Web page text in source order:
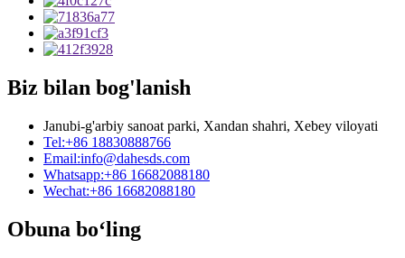
Biz bilan bog'lanish
Janubi-g'arbiy sanoat parki, Xandan shahri, Xebey viloyati
Tel:+86 18830888766
Email:info@dahesds.com
Whatsapp:+86 16682088180
Wechat:+86 16682088180
Obuna bo‘ling